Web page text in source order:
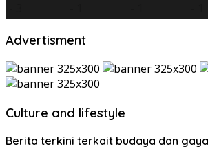
Advertisment
Culture and lifestyle
Berita terkini terkait budaya dan